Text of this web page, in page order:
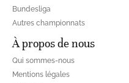
Bundesliga
Autres championnats
À propos de nous
Qui sommes-nous
Mentions légales